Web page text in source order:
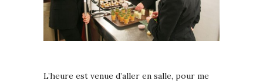
L’heure est venue d’aller en salle, pour me